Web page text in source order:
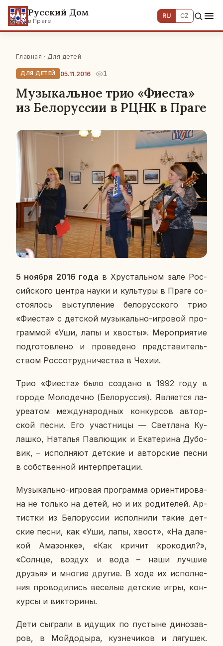
Русский Дом
в Праге
RU CZ
Главная · Для детей
ДЛЯ ДЕТЕЙ 05.11.2016 1
Музыкальное трио «Фиеста»
из Белоруссии в РЦНК в Праге
5 ноября 2016 года в Хру­сталь­ном зале Рос­
сий­ско­го центра науки и куль­ту­ры в Праге со­
сто­я­лось вы­ступ­ле­ние бе­ло­рус­ско­го трио
«Фиеста» с дет­ской му­зы­каль­но-иг­ро­вой про­
грам­мой «Уши, лапы и хвосты». Ме­ро­при­я­тие
под­го­тов­ле­но и про­ве­де­но пред­ста­ви­тель­
ством Рос­со­труд­ни­че­ства в Чехии.
Трио «Фиеста» было со­зда­но в 1992 году в
городе Мо­ло­деч­но (Бе­ло­рус­сия). Яв­ля­ет­ся ла­
у­ре­а­том меж­ду­на­род­ных кон­кур­сов ав­тор­
ской песни. Его участ­ни­цы — Свет­ла­на Ку­
лаш­ко, На­та­лья Пав­лю­щик и Ека­те­ри­на Ду­бо­
вик, – ис­пол­ня­ют дет­ские и ав­тор­ские песни
в соб­ствен­ной ин­тер­пре­та­ции.
Му­зы­каль­но-иг­ро­вая про­грам­ма ори­ен­ти­ро­ва­
на не только на детей, но и их ро­ди­те­лей. Ар­
тист­ки из Бе­ло­рус­сии ис­пол­ни­ли такие дет­
ские песни, как «Уши, лапы, хвост», «На да­ле­
кой Ама­зон­ке», «Как кричит кро­ко­дил?»,
«Солнце, воздух и вода – наши лучшие
друзья» и многие другие. В ходе их ис­пол­не­
ния про­во­ди­лись ве­се­лые дет­ские игры, кон­
кур­сы и вик­то­ри­ны.
Дети сыг­ра­ли в идущих по пу­стыне ди­но­зав­
ров, в Мой­до­ды­ра, куз­не­чи­ков и ля­гу­шек.